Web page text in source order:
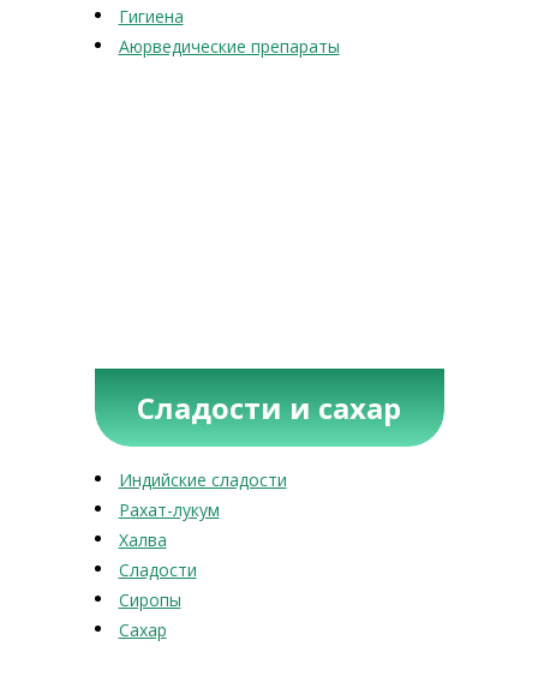
Гигиена
Аюрведические препараты
Сладости и сахар
Индийские сладости
Рахат-лукум
Халва
Сладости
Сиропы
Сахар